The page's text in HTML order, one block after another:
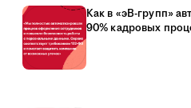
Как в «эВ-групп»
90% кадровых